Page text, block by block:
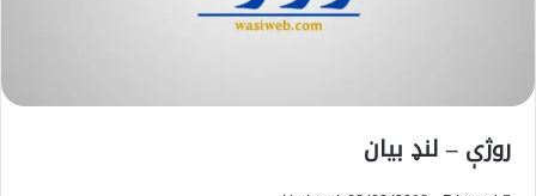
روژې – لنډ بیان